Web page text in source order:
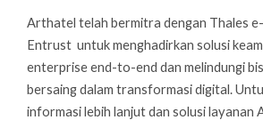
Arthatel telah bermitra dengan Thales
Entrust untuk menghadirkan solusi
enterprise end-to-end dan melindungi
bersaing dalam transformasi digital.
informasi lebih lanjut dan solusi layanan